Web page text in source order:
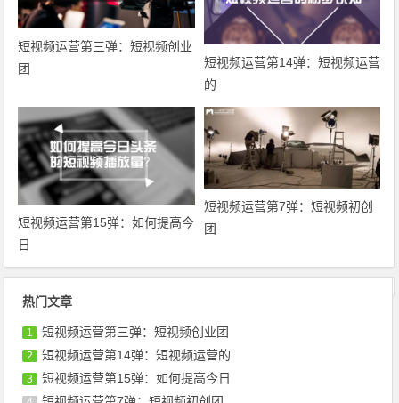
短视频运营第三弹：短视频创业
团
短视频运营第14弹：短视频运营
的
短视频运营第15弹：如何提高今
日
短视频运营第7弹：短视频初创
团
热门文章
1 短视频运营第三弹：短视频创业团
2 短视频运营第14弹：短视频运营的
3 短视频运营第15弹：如何提高今日